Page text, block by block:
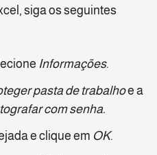
siga os seguintes
Informações.
pasta de trabalhoe a
com senha.
e clique em OK.